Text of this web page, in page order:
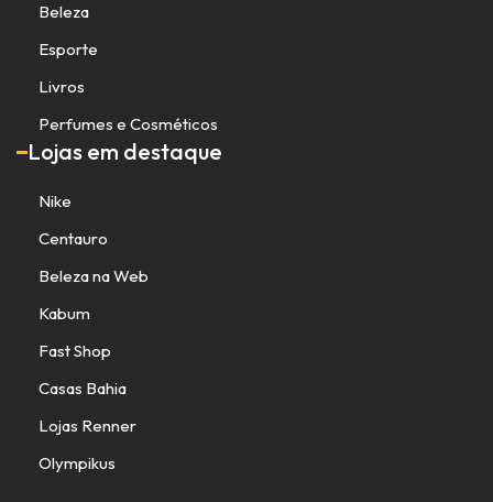
Beleza
Esporte
Livros
Perfumes e Cosméticos
Lojas em destaque
Nike
Centauro
Beleza na Web
Kabum
Fast Shop
Casas Bahia
Lojas Renner
Olympikus